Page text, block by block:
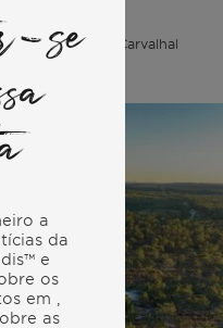
em Carvalhal
se
a
da
e
os
em
as